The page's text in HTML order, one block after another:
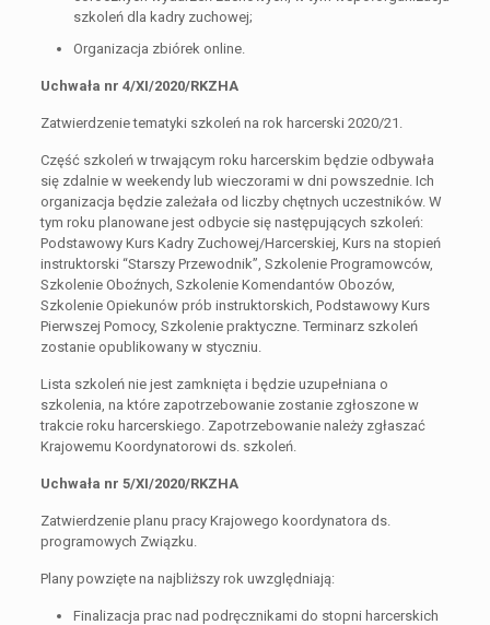
szkoleń dla kadry zuchowej;
Organizacja zbiórek online.
Uchwała nr 4/XI/2020/RKZHA
Zatwierdzenie tematyki szkoleń na rok harcerski 2020/21.
Część szkoleń w trwającym roku harcerskim będzie odbywała
się zdalnie w weekendy lub wieczorami w dni powszednie. Ich
organizacja będzie zależała od liczby chętnych uczestników. W
tym roku planowane jest odbycie się następujących szkoleń:
Podstawowy Kurs Kadry Zuchowej/Harcerskiej, Kurs na stopień
instruktorski “Starszy Przewodnik”, Szkolenie Programowców,
Szkolenie Oboźnych, Szkolenie Komendantów Obozów,
Szkolenie Opiekunów prób instruktorskich, Podstawowy Kurs
Pierwszej Pomocy, Szkolenie praktyczne. Terminarz szkoleń
zostanie opublikowany w styczniu.
Lista szkoleń nie jest zamknięta i będzie uzupełniana o
szkolenia, na które zapotrzebowanie zostanie zgłoszone w
trakcie roku harcerskiego. Zapotrzebowanie należy zgłaszać
Krajowemu Koordynatorowi ds. szkoleń.
Uchwała nr 5/XI/2020/RKZHA
Zatwierdzenie planu pracy Krajowego koordynatora ds.
programowych Związku.
Plany powzięte na najbliższy rok uwzględniają:
Finalizacja prac nad podręcznikami do stopni harcerskich